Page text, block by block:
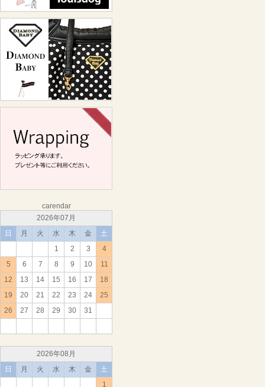
carendar
2026年07月
日
月 火 水 木 金
土
1
2 3
4
5
6 7 8 9 10
11
12
13 14 15 16 17
18
19
20 21 22 23 24
25
26
27 28 29 30 31
2026年08月
日
月 火 水 木 金
土
1